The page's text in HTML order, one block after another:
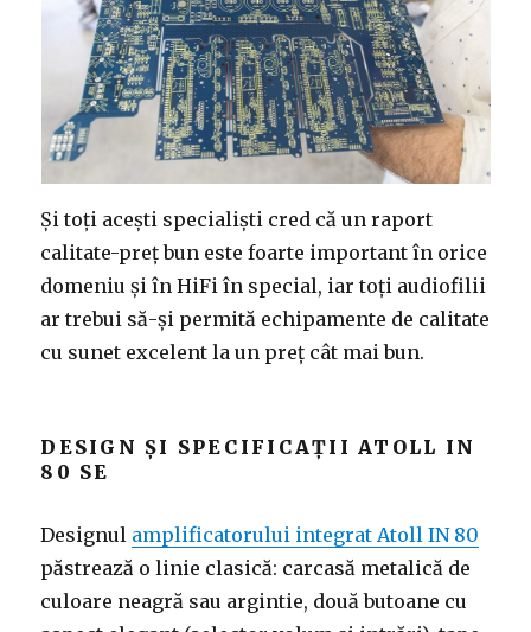
Și toți acești specialiști cred că un raport
calitate-preț bun este foarte important în orice
domeniu și în HiFi în special, iar toți audiofilii
ar trebui să-și permită echipamente de calitate
cu sunet excelent la un preț cât mai bun.
DESIGN ȘI SPECIFICAȚII ATOLL IN
80 SE
Designul amplificatorului integrat Atoll IN 80
păstrează o linie clasică: carcasă metalică de
culoare neagră sau argintie, două butoane cu